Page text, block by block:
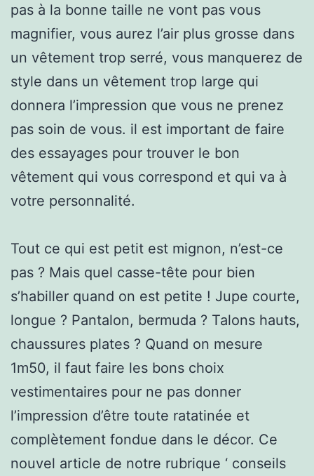
pas à la bonne taille ne vont pas vous
magnifier, vous aurez l’air plus grosse dans
un vêtement trop serré, vous manquerez de
style dans un vêtement trop large qui
donnera l’impression que vous ne prenez
pas soin de vous. il est important de faire
des essayages pour trouver le bon
vêtement qui vous correspond et qui va à
votre personnalité.
Tout ce qui est petit est mignon, n’est-ce
pas ? Mais quel casse-tête pour bien
s’habiller quand on est petite ! Jupe courte,
longue ? Pantalon, bermuda ? Talons hauts,
chaussures plates ? Quand on mesure
1m50, il faut faire les bons choix
vestimentaires pour ne pas donner
l’impression d’être toute ratatinée et
complètement fondue dans le décor. Ce
nouvel article de notre rubrique ‘ conseils